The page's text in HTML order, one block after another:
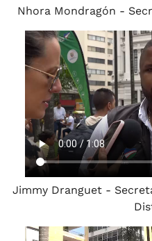
Nhora Mondragón -
Jimmy Dranguet -